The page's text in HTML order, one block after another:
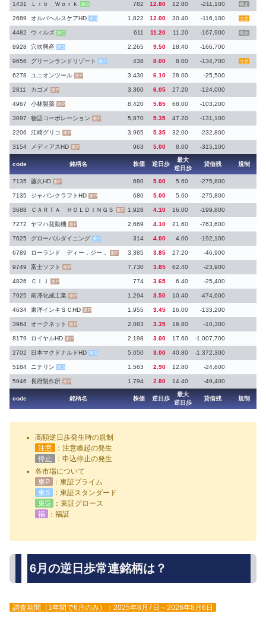
1431 Ｌｉｂ Ｗｏｒｋ 東G 782 12.80 12.80 -211,100 停止
2689 オルバヘルスケアHD 東S 1,822 12.00 30.40 -116,100 注意
4482 ウィルズ 東G 611 11.20 11.20 -167,900 停止
8928 穴吹興産 東S 2,265 9.50 18.40 -166,700
9656 グリーンランドリゾート 東S 438 8.00 8.00 -134,700 注意
6278 ユニオンツール 東P 3,430 6.10 28.00 -25,500
2811 カゴメ 東P 3,360 6.05 27.20 -124,000
4967 小林製薬 東P 8,420 5.85 68.00 -103,200
3097 物語コーポレーション 東P 5,870 5.35 47.20 -131,100
2206 江崎グリコ 東P 3,965 5.35 32.00 -232,800
3154 メディアスHD 東P 963 5.00 8.00 -315,100
code 銘柄名 株価 逆日歩
最大
逆日歩
貸借残 規制
7135 藤久HD 東P 680 5.00 5.60 -275,800
7135 ジャパンクラフトHD 東P 680 5.00 5.60 -275,800
3688 ＣＡＲＴＡ ＨＯＬＤＩＮＧＳ 東P 1,928 4.10 16.00 -199,800
7272 ヤマハ発動機 東P 2,669 4.10 21.60 -763,600
7625 グローバルダイニング 東S 314 4.00 4.00 -192,100
6789 ローランド ディー．ジー． 東P 3,385 3.85 27.20 -46,900
9749 富士ソフト 東P 7,730 3.85 62.40 -23,900
4826 ＣＩＪ 東P 774 3.65 6.40 -25,400
7925 前澤化成工業 東P 1,294 3.50 10.40 -474,600
4634 東洋インキＳＣHD 東P 1,955 3.45 16.00 -133,200
3964 オークネット 東P 2,083 3.35 16.80 -10,300
8179 ロイヤルHD 東P 2,198 3.00 17.60 -1,007,700
2702 日本マクドナルドHD 東S 5,050 3.00 40.80 -1,372,300
5184 ニチリン 東S 1,563 2.90 12.80 -24,600
5946 長府製作所 東P 1,794 2.80 14.40 -49,400
code 銘柄名 株価 逆日歩
最大
逆日歩
貸借残 規制
高額逆日歩発生時の規制
注意
：注意喚起の発生
停止
：申込停止の発生
各市場について
東P
：東証プライム
東S
：東証スタンダード
東G
：東証グロース
福
：福証
6月の逆日歩常連銘柄は？
調査期間（1年間で6月のみ）：2025年8月7日～2026年8月6日